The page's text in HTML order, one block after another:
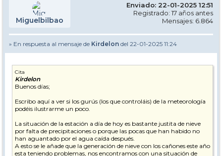
Miguelbilbao
Enviado: 22-01-2025 12:51
Registrado: 17 años antes
Mensajes: 6.864
» En respuesta al mensaje de Kirdelon del 22-01-2025 11:24
Cita
Kirdelon
Buenos días;
Escribo aquí a ver si los gurús (los que controláis) de la meteorología
podéis ilustrarme un poco.
La situación de la estación a día de hoy es bastante justita de nieve
por falta de precipitaciones o porque las pocas que han habido no
han aguantado por el agua caída después.
A esto se le añade que la generación de nieve con los cañones este año
esta teniendo problemas, nos encontramos con una situación de